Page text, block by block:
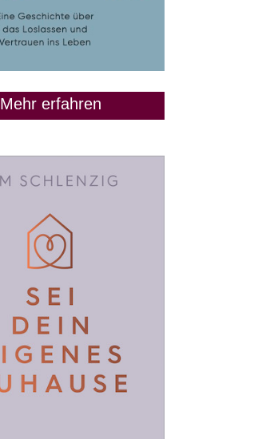
Mehr erfahren